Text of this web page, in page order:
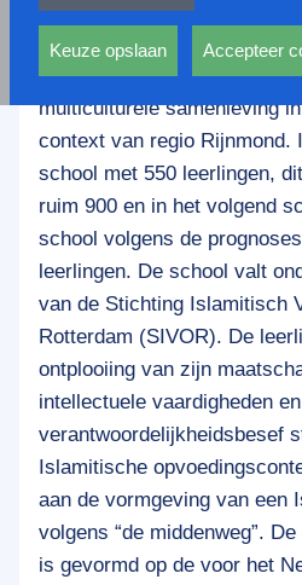
Het Avicenna College is een
scholengemeenschap voor
en voorziet duidelijk in een
multiculturele samenleving
context van regio Rijnmond.
school met 550 leerlingen,
ruim 900 en in het volgend
school volgens de
leerlingen. De school valt
van de Stichting Islamitisch
Rotterdam (SIVOR). De
ontplooiing van zijn
intellectuele vaardigheden en
verantwoordelijkheidsbesef
Islamitische
aan de vormgeving van een
volgens “de middenweg”.
is gevormd op de voor het
andere wordt voorkomen dat
voortdurend verschijnt.
Keuze opslaan Accepteer